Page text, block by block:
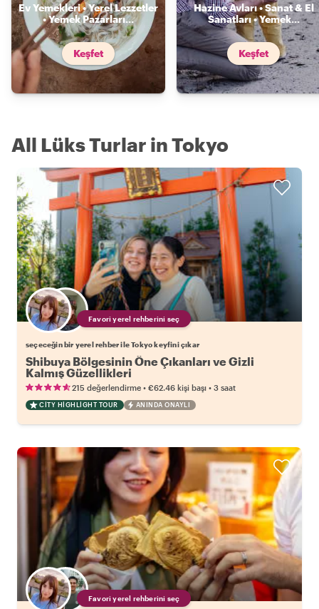
Ev Yemekleri • Yerel Lezzetler
• Yemek Pazarları...
Keşfet
Hazine Avları • Sanat & El
Sanatları • Yemek...
Keşfet
All Lüks Turlar in Tokyo
Favori yerel rehberini seç
seçeceğin bir yerel rehber ile Tokyo keyfini çıkar
Shibuya Bölgesinin Öne Çıkanları ve Gizli
Kalmış Güzellikleri
215 değerlendirme • €62.46 kişi başı • 3 saat
CITY HIGHLIGHT TOUR ANINDA ONAYLI
Favori yerel rehberini seç